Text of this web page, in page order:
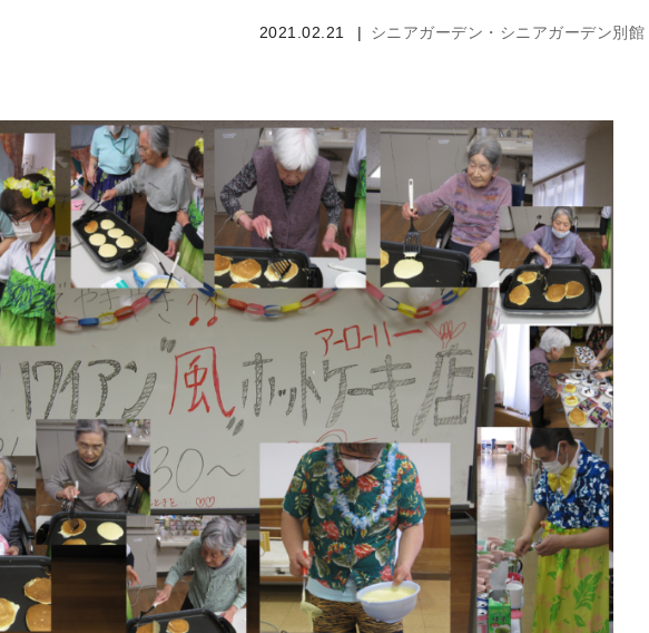
2021.02.21 シニアガーデン・シニアガーデン別館